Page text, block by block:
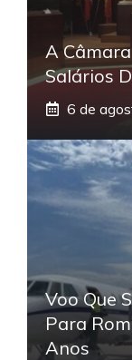
A
Salários
6 de
Voo Que
Para
Anos